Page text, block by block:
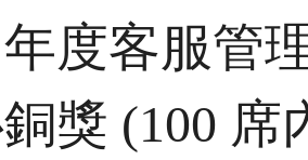
度客服管
獎 (100 席